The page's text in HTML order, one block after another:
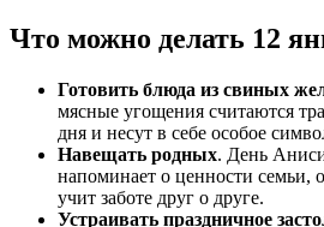
Что можно делать 12
Готовить блюда из свиных
мясные угощения считаются
дня и несут в себе особое
Навещать родных. День
напоминает о ценности семьи,
учит заботе друг о друге.
Устраивать праздничное